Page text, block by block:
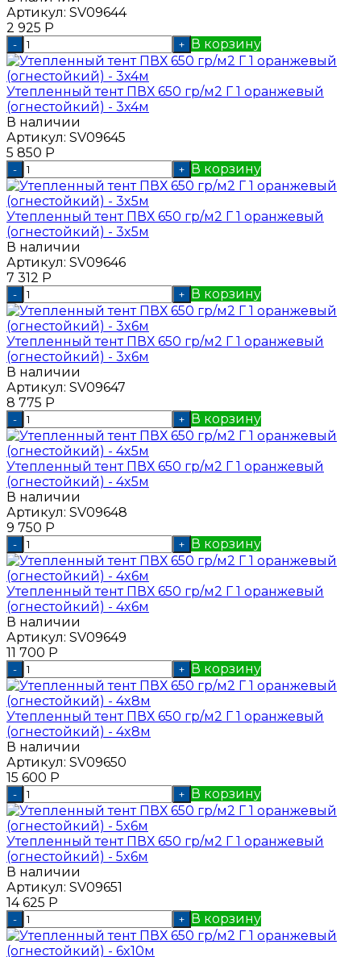
Артикул: SV09644
2 925 Р
- + В корзину
Утепленный тент ПВХ 650 гр/м2 Г 1 оранжевый
(огнестойкий) - 3x4м
В наличии
Артикул: SV09645
5 850 Р
- + В корзину
Утепленный тент ПВХ 650 гр/м2 Г 1 оранжевый
(огнестойкий) - 3x5м
В наличии
Артикул: SV09646
7 312 Р
- + В корзину
Утепленный тент ПВХ 650 гр/м2 Г 1 оранжевый
(огнестойкий) - 3x6м
В наличии
Артикул: SV09647
8 775 Р
- + В корзину
Утепленный тент ПВХ 650 гр/м2 Г 1 оранжевый
(огнестойкий) - 4x5м
В наличии
Артикул: SV09648
9 750 Р
- + В корзину
Утепленный тент ПВХ 650 гр/м2 Г 1 оранжевый
(огнестойкий) - 4x6м
В наличии
Артикул: SV09649
11 700 Р
- + В корзину
Утепленный тент ПВХ 650 гр/м2 Г 1 оранжевый
(огнестойкий) - 4x8м
В наличии
Артикул: SV09650
15 600 Р
- + В корзину
Утепленный тент ПВХ 650 гр/м2 Г 1 оранжевый
(огнестойкий) - 5x6м
В наличии
Артикул: SV09651
14 625 Р
- + В корзину